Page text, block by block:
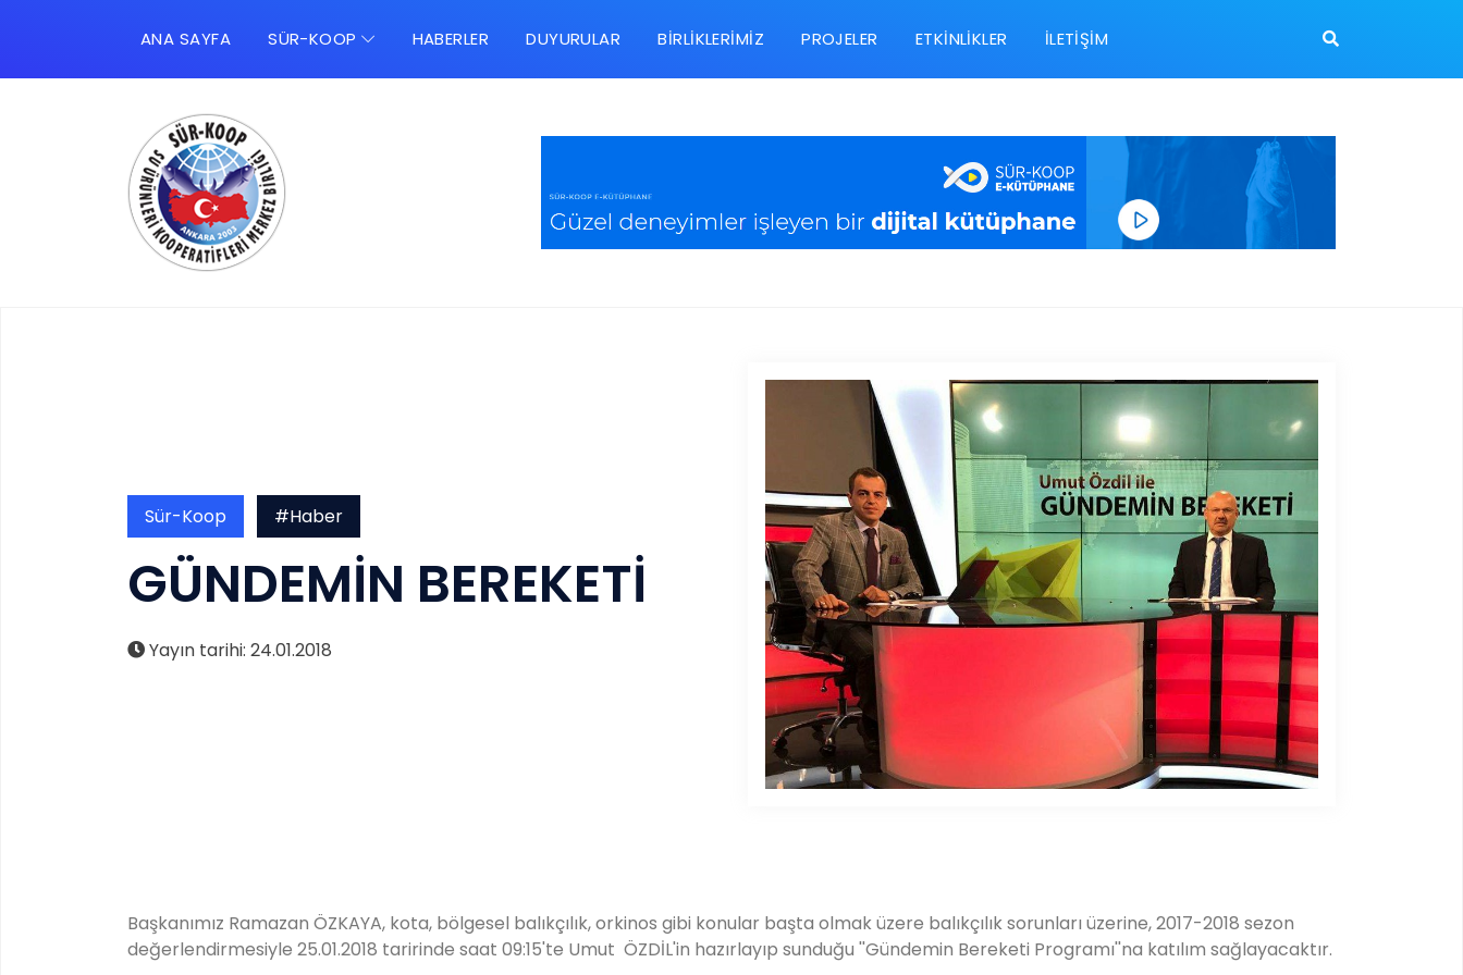
ANA SAYFA SÜR-KOOP HABERLER DUYURULAR BIRLIKLERIMIZ PROJELER ETKINLIKLER İLETIŞIM
Sür-Koop #Haber
GÜNDEMİN BEREKETİ
Yayın tarihi: 24.01.2018
Başkanımız Ramazan ÖZKAYA, kota, bölgesel balıkçılık, orkinos gibi konular başta olmak üzere balıkçılık sorunları üzerine, 2017-2018 sezon
değerlendirmesiyle 25.01.2018 taririnde saat 09:15'te Umut ÖZDİL'in hazırlayıp sunduğu ''Gündemin Bereketi Programı''na katılım sağlayacaktır.